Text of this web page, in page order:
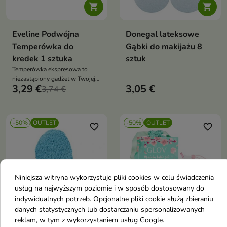

Eveline Podwójna
Temperówka do
kredek 1 sztuka
Temperówka ekspresowa to
niezastąpiony gadżet w Twojej
kosmetyczce
3,29 €3,74 €

Donegal lateksowe
Gąbki do makijażu 8
sztuk
3,05 €
-50% OUTLET

favorite_border -50% OUTLET

favorite_border
Niniejsza witryna wykorzystuje pliki cookies w celu świadczenia
usług na najwyższym poziomie i w sposób dostosowany do
indywidualnych potrzeb. Opcjonalne pliki cookie służą zbieraniu
danych statystycznych lub dostarczaniu spersonalizowanych
reklam, w tym z wykorzystaniem usług Google.